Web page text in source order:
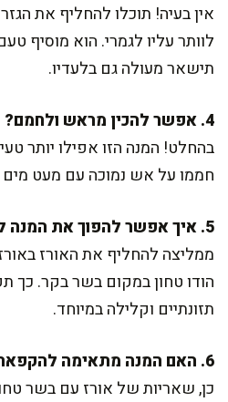
אין בעיה! תוכלו להחליף את
לוותר עליו לגמרי. הוא מוסיף
תישאר מעולה גם בלעדיו.
4. אפשר להכין מראש ולחמם?
בהחלט! המנה הזו אפילו יותר
חממו על אש נמוכה עם מעט מים
5. איך אפשר להפוך את המנה לבריאה יותר?
ממליצה להחליף את האורז
הודו טחון במקום בשר בקר. כך
תזונתיים וקלילה במיוחד.
6. האם המנה מתאימה להקפאה?
כן, שאריות של אורז עם בשר